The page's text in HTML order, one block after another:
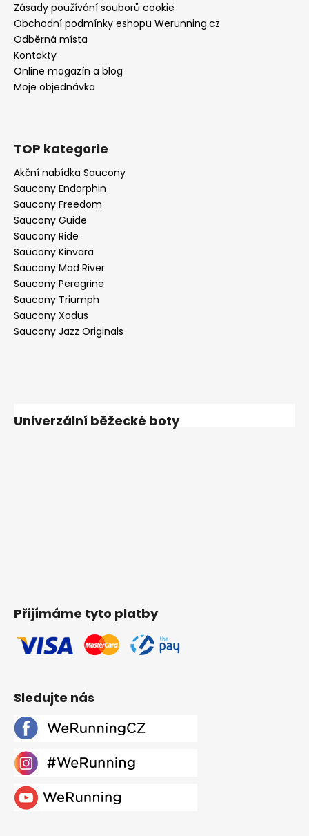
Zásady používání souborů cookie
Obchodní podmínky eshopu Werunning.cz
Odběrná místa
Kontakty
Online magazín a blog
Moje objednávka
TOP kategorie
Akční nabídka Saucony
Saucony Endorphin
Saucony Freedom
Saucony Guide
Saucony Ride
Saucony Kinvara
Saucony Mad River
Saucony Peregrine
Saucony Triumph
Saucony Xodus
Saucony Jazz Originals
Univerzální běžecké boty
Přijímáme tyto platby
Sledujte nás